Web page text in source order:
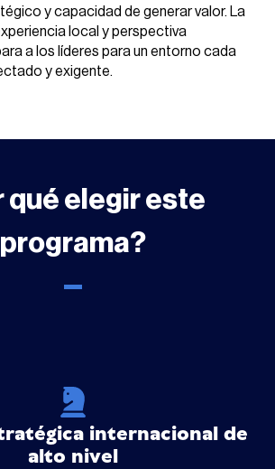
y capacidad de generar valor. La
local y perspectiva
a los líderes para un entorno cada
y exigente.
qué elegir este
programa?
internacional de
alto nivel